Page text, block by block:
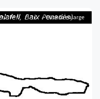
Click to enlarge